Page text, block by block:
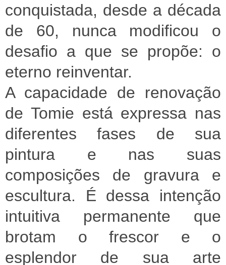
conquistada, desde a década
de 60, nunca modificou o
desafio a que se propõe: o
eterno reinventar.
A capacidade de renovação
de Tomie está expressa nas
diferentes fases de sua
pintura e nas suas
composições de gravura e
escultura. É dessa intenção
intuitiva permanente que
brotam o frescor e o
esplendor de sua arte